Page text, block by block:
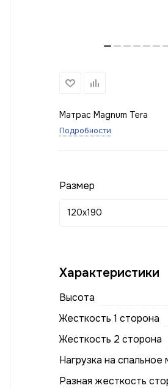
Матрас Magnum Tera
Подробности
Размер
120x190
Характеристики
Высота
Жесткость 1 сторона
Жесткость 2 сторона
Нагрузка на спальное
Разная жесткость